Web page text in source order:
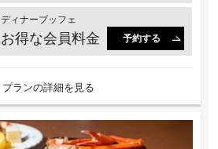
ディナーブッフェ
お得な会員料金 予約する
プランの詳細を見る